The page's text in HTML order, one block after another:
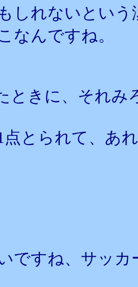
しれないとい
なんですね。
ときに、それ
点とられて、あ
ですね、サッカ